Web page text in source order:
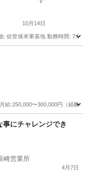
10月14日
佐世保米軍基地 勤務時間:
ス
給:250,000〜300,000円（経験
にチャレンジでき
崎営業所
4月7日